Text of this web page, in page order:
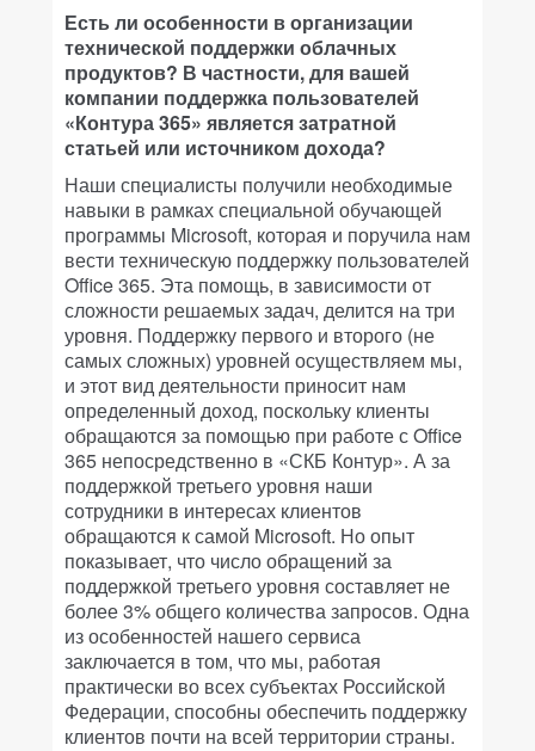
Есть ли особенности в организации
технической поддержки облачных
продуктов? В частности, для вашей
компании поддержка пользователей
«Контура 365» является затратной
статьей или источником дохода?
Наши специалисты получили необходимые
навыки в рамках специальной обучающей
программы Microsoft, которая и поручила нам
вести техническую поддержку пользователей
Office 365. Эта помощь, в зависимости от
сложности решаемых задач, делится на три
уровня. Поддержку первого и второго (не
самых сложных) уровней осуществляем мы,
и этот вид деятельности приносит нам
определенный доход, поскольку клиенты
обращаются за помощью при работе с Office
365 непосредственно в «СКБ Контур». А за
поддержкой третьего уровня наши
сотрудники в интересах клиентов
обращаются к самой Microsoft. Но опыт
показывает, что число обращений за
поддержкой третьего уровня составляет не
более 3% общего количества запросов. Одна
из особенностей нашего сервиса
заключается в том, что мы, работая
практически во всех субъектах Российской
Федерации, способны обеспечить поддержку
клиентов почти на всей территории страны.